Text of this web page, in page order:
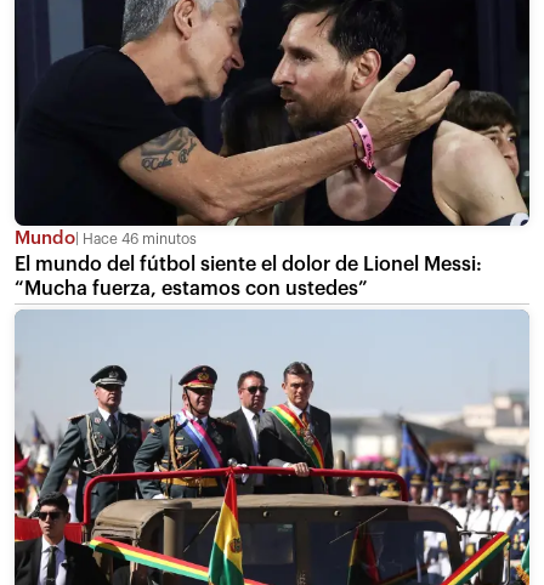
Mundo Hace 46 minutos
El mundo del fútbol siente el dolor de Lionel Messi:
“Mucha fuerza, estamos con ustedes”